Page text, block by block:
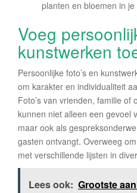
planten en bloemen in
Voeg
kunstwerken
Persoonlijke foto’s en
om karakter en individualiteit
Foto’s van vrienden, familie of
kunnen niet alleen een gevoel
maar ook als
gasten ontvangt. Overweeg
met verschillende lijsten in
Lees ook: Grootste